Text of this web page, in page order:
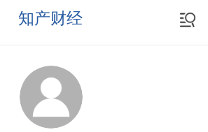
知产财经